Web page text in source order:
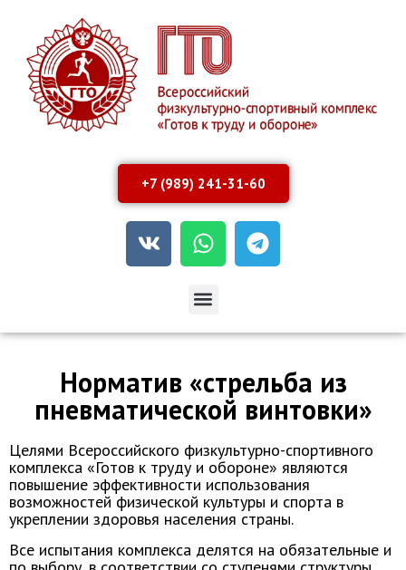
+7 (989) 241-31-60
Норматив «стрельба из
пневматической винтовки»
Целями Всероссийского физкультурно-спортивного
комплекса «Готов к труду и обороне» являются
повышение эффективности использования
возможностей физической культуры и спорта в
укреплении здоровья населения страны.
Все испытания комплекса делятся на обязательные и